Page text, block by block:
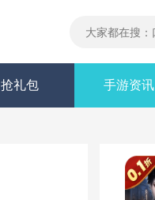
抢礼包 手游资讯